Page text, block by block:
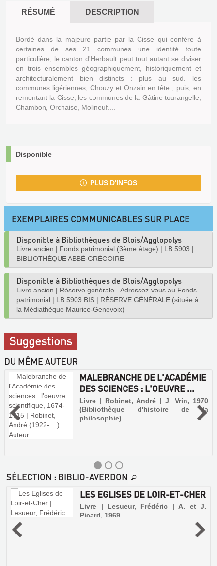
RÉSUMÉ DESCRIPTION
Bordé dans la majeure partie par la Cisse qui confère à
certaines de ses 21 communes une identité toute
particulière, le canton d'Herbault peut tout autant se diviser
en trois ensembles géographiquement, historiquement et
architecturalement bien distincts : plus au sud, les
communes ligériennes, Chouzy et Onzain en tête ; puis, en
remontant la Cisse, les communes de la Gâtine tourangelle,
Chambon, Orchaise, Molineuf....
Disponible
PLUS D'INFOS
EXEMPLAIRES COMMUNICABLES SUR PLACE
Disponible à Bibliothèques de Blois/Agglopolys
Livre ancien | Fonds patrimonial (3ème étage) | LB 5903 |
BIBLIOTHÈQUE ABBÉ-GRÉGOIRE
Disponible à Bibliothèques de Blois/Agglopolys
Livre ancien | Réserve générale - Adressez-vous au Fonds
patrimonial | LB 5903 BIS | RÉSERVE GÉNÉRALE (située à
la Médiathèque Maurice-Genevoix)
Suggestions
DU MÊME AUTEUR
MALEBRANCHE DE L'ACADÉMIE
DES SCIENCES : L'OEUVRE ...
Livre | Robinet, André | J. Vrin, 1970
(Bibliothèque d'histoire de la
philosophie)
SÉLECTION : BIBLIO-AVERDON
LES EGLISES DE LOIR-ET-CHER
Livre | Lesueur, Frédéric | A. et J.
Picard, 1969